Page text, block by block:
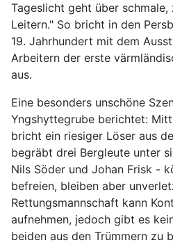
Tageslicht geht über schmale,
Leitern." So bricht in den
19. Jahrhundert mit dem
Arbeitern der erste
aus.
Eine besonders unschöne
Yngshyttegrube berichtet:
bricht ein riesiger Löser aus
begräbt drei Bergleute unter
Nils Söder und Johan Frisk -
befreien, bleiben aber
Rettungsmannschaft kann
aufnehmen, jedoch gibt es
beiden aus den Trümmern zu